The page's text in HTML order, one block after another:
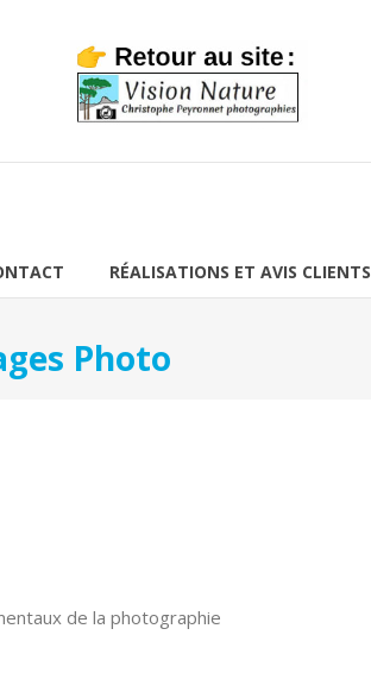
RÉALISATIONS ET AVIS CLIENTS
Photo